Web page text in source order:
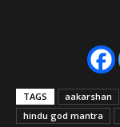
TAGS aakarshan
hindu god mantra